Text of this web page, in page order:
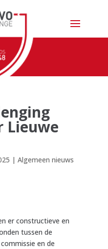
Lieuwe
| Algemeen nieuws
er constructieve en
tussen de
en de